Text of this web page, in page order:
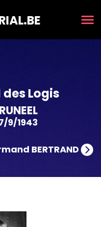
Logis
9/1943
BERTRAND